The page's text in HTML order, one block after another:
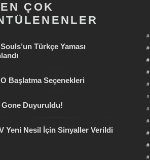
EN ÇOK
Türkçe Yaması
Başlatma Seçenekleri
Gone Duyuruldu!
Yeni Nesil İçin Sinyaller Verildi